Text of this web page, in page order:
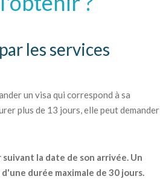
les services
un visa qui correspond à sa
plus de 13 jours, elle peut demander
la date de son arrivée. Un
durée maximale de 30 jours.